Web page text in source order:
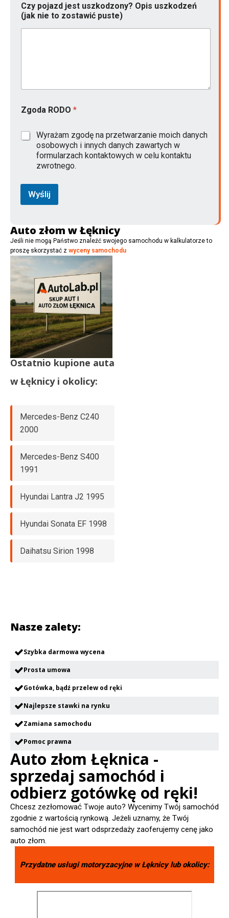
Czy pojazd jest uszkodzony? Opis uszkodzeń
(jak nie to zostawić puste)
Zgoda RODO *
Wyrażam zgodę na przetwarzanie moich danych
osobowych i innych danych zawartych w
formularzach kontaktowych w celu kontaktu
zwrotnego.
Wyślij
Auto złom w Łęknicy
Jeśli nie mogą Państwo znaleźć swojego samochodu w kalkulatorze to
proszę skorzystać z wyceny samochodu
Ostatnio kupione auta
w Łęknicyi okolicy:
Mercedes-Benz C240
2000
Mercedes-Benz S400
1991
Hyundai Lantra J2 1995
Hyundai Sonata EF 1998
Daihatsu Sirion 1998
Nasze zalety:
Szybka darmowa wycena
Prosta umowa
Gotówka, bądź przelew od ręki
Najlepsze stawki na rynku
Zamiana samochodu
Pomoc prawna
Auto złom Łęknica -
sprzedaj samochód i
odbierz gotówkę od ręki!
Chcesz zezłomować Twoje auto? Wycenimy Twój samochód
zgodnie z wartością rynkową. Jeżeli uznamy, że Twój
samochód nie jest wart odsprzedaży zaoferujemy cenę jako
auto złom.
Przydatne usługi motoryzacyjne wŁęknicylub okolicy: